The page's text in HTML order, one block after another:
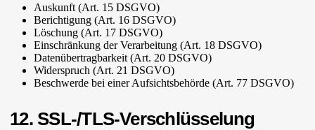
Auskunft (Art. 15 DSGVO)
Berichtigung (Art. 16 DSGVO)
Löschung (Art. 17 DSGVO)
Einschränkung der Verarbeitung (Art. 18 DSGVO)
Datenübertragbarkeit (Art. 20 DSGVO)
Widerspruch (Art. 21 DSGVO)
Beschwerde bei einer Aufsichtsbehörde (Art. 77 DSGVO)
12. SSL-/TLS-Verschlüsselung